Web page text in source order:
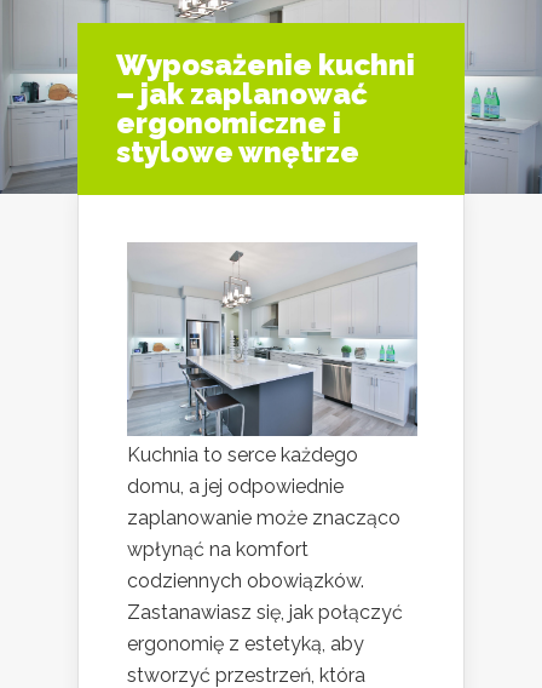
Wyposażenie kuchni
– jak zaplanować
ergonomiczne i
stylowe wnętrze
Kuchnia to serce każdego
domu, a jej odpowiednie
zaplanowanie może znacząco
wpłynąć na komfort
codziennych obowiązków.
Zastanawiasz się, jak połączyć
ergonomię z estetyką, aby
stworzyć przestrzeń, która